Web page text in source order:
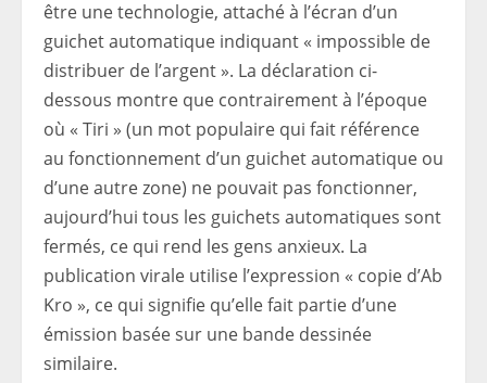
être une technologie, attaché à l’écran d’un
guichet automatique indiquant « impossible de
distribuer de l’argent ». La déclaration ci-
dessous montre que contrairement à l’époque
où « Tiri » (un mot populaire qui fait référence
au fonctionnement d’un guichet automatique ou
d’une autre zone) ne pouvait pas fonctionner,
aujourd’hui tous les guichets automatiques sont
fermés, ce qui rend les gens anxieux. La
publication virale utilise l’expression « copie d’Ab
Kro », ce qui signifie qu’elle fait partie d’une
émission basée sur une bande dessinée
similaire.